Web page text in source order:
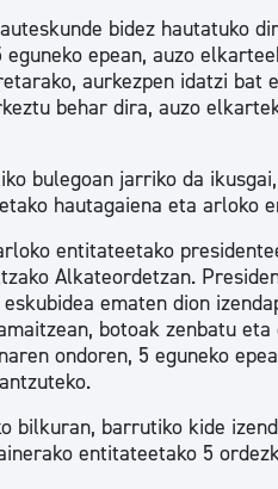
bidez hautatuko
epean, auzo
aurkezpen idatzi bat
behar dira, auzo
bulegoan jarriko da
hautagaiena eta arloko
entitateetako
Alkateordetzan.
ematen dion
botoak zenbatu
ondoren, 5 eguneko
bilkuran, barrutiko kide
entitateetako 5